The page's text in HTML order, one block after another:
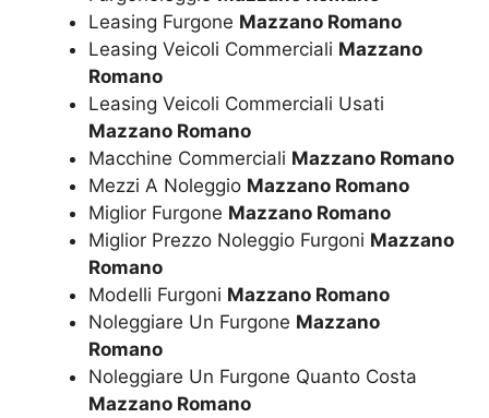
Leasing Furgone Mazzano Romano
Leasing Veicoli Commerciali Mazzano
Romano
Leasing Veicoli Commerciali Usati
Mazzano Romano
Macchine Commerciali Mazzano Romano
Mezzi A Noleggio Mazzano Romano
Miglior Furgone Mazzano Romano
Miglior Prezzo Noleggio Furgoni Mazzano
Romano
Modelli Furgoni Mazzano Romano
Noleggiare Un Furgone Mazzano
Romano
Noleggiare Un Furgone Quanto Costa
Mazzano Romano